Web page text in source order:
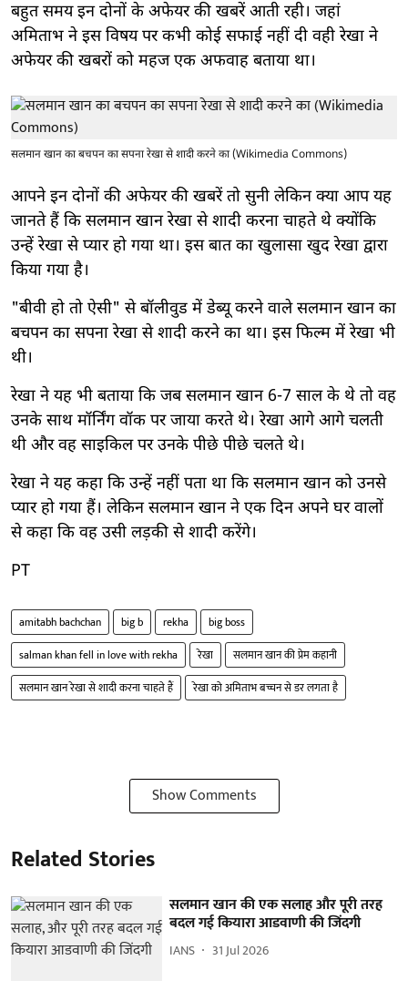
बहुत समय इन दोनों के अफेयर की खबरें आती रही। जहां
अमिताभ ने इस विषय पर कभी कोई सफाई नहीं दी वही रेखा ने
अफेयर की खबरों को महज एक अफवाह बताया था।
सलमान खान का बचपन का सपना रेखा से शादी करने का (Wikimedia Commons)
आपने इन दोनों की अफेयर की खबरें तो सुनी लेकिन क्या आप यह
जानते हैं कि सलमान खान रेखा से शादी करना चाहते थे क्योंकि
उन्हें रेखा से प्यार हो गया था। इस बात का खुलासा खुद रेखा द्वारा
किया गया है।
"बीवी हो तो ऐसी" से बॉलीवुड में डेब्यू करने वाले सलमान खान का
बचपन का सपना रेखा से शादी करने का था। इस फिल्म में रेखा भी
थी।
रेखा ने यह भी बताया कि जब सलमान खान 6-7 साल के थे तो वह
उनके साथ मॉर्निंग वॉक पर जाया करते थे। रेखा आगे आगे चलती
थी और वह साइकिल पर उनके पीछे पीछे चलते थे।
रेखा ने यह कहा कि उन्हें नहीं पता था कि सलमान खान को उनसे
प्यार हो गया हैं। लेकिन सलमान खान ने एक दिन अपने घर वालों
से कहा कि वह उसी लड़की से शादी करेंगे।
PT
amitabh bachchan big b rekha
big boss
salman khan fell in love with rekha
रेखा
सलमान खान की प्रेम कहानी
सलमान खान रेखा से शादी करना चाहते हैं
रेखा को अमिताभ बच्चन से डर लगता है
Show Comments
Related Stories
सलमान खान की एक सलाह और पूरी तरह
बदल गई कियारा आडवाणी की जिंदगी
IANS 31 Jul 2026